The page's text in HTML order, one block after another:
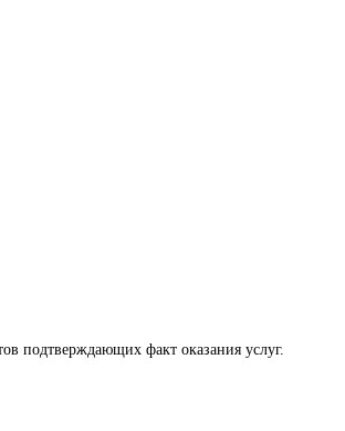
подтверждающих факт оказания услуг.